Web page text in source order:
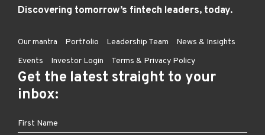
Discovering tomorrow’s fintech leaders, today.
Our mantra Portfolio Leadership Team
News & Insights
Events
Investor Login Terms & Privacy Policy
Get the latest straight to your
inbox: